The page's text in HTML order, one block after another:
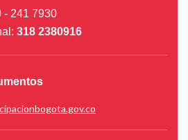
- 241 7930
318 2380916